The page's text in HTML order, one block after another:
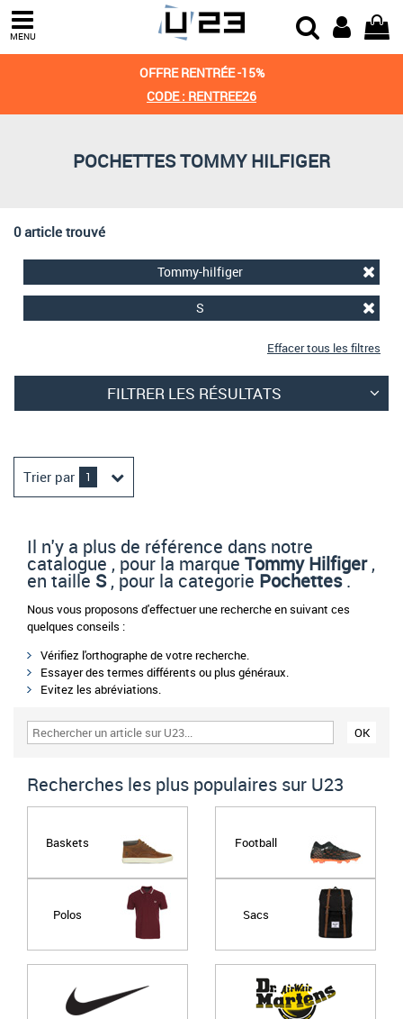
MENU
OFFRE RENTRÉE -15%
CODE : RENTREE26
POCHETTES TOMMY HILFIGER
0 article trouvé
Tommy-hilfiger
S
Effacer tous les filtres
FILTRER LES RÉSULTATS
Trier par 1
Trier par
Derniers arrivages
Meilleures remises
Il n'y a plus de référence dans notre
catalogue , pour la marque Tommy Hilfiger,
en taille S, pour la categorie Pochettes.
Nous vous proposons d'effectuer une recherche en suivant ces
quelques conseils :
Vérifiez l'orthographe de votre recherche.
Essayer des termes différents ou plus généraux.
Evitez les abréviations.
Recherches les plus populaires sur U23
Baskets Football
Polos Sacs